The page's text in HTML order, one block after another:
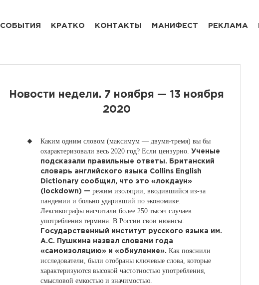
СОБЫТИЯ КРАТКО КОНТАКТЫ МАНИФЕСТ РЕКЛАМА
​Новости недели. 7 ноября — 13 ноября
2020
Каким одним словом (максимум — двумя-тремя) вы бы
охарактеризовали весь 2020 год? Если цензурно. Ученые
подсказали правильные ответы. Британский
словарь английского языка Collins English
Dictionary сообщил, что это «локдаун»
(lockdown) — режим изоляции, вводившийся из-за
пандемии и больно ударивший по экономике.
Лексикографы насчитали более 250 тысяч случаев
употребления термина. В России свои нюансы:
Государственный институт русского языка им.
А.С. Пушкина назвал словами года
«самоизоляцию» и «обнуление». Как пояснили
исследователи, были отобраны ключевые слова, которые
характеризуются высокой частотностью употребления,
смысловой емкостью и значимостью.